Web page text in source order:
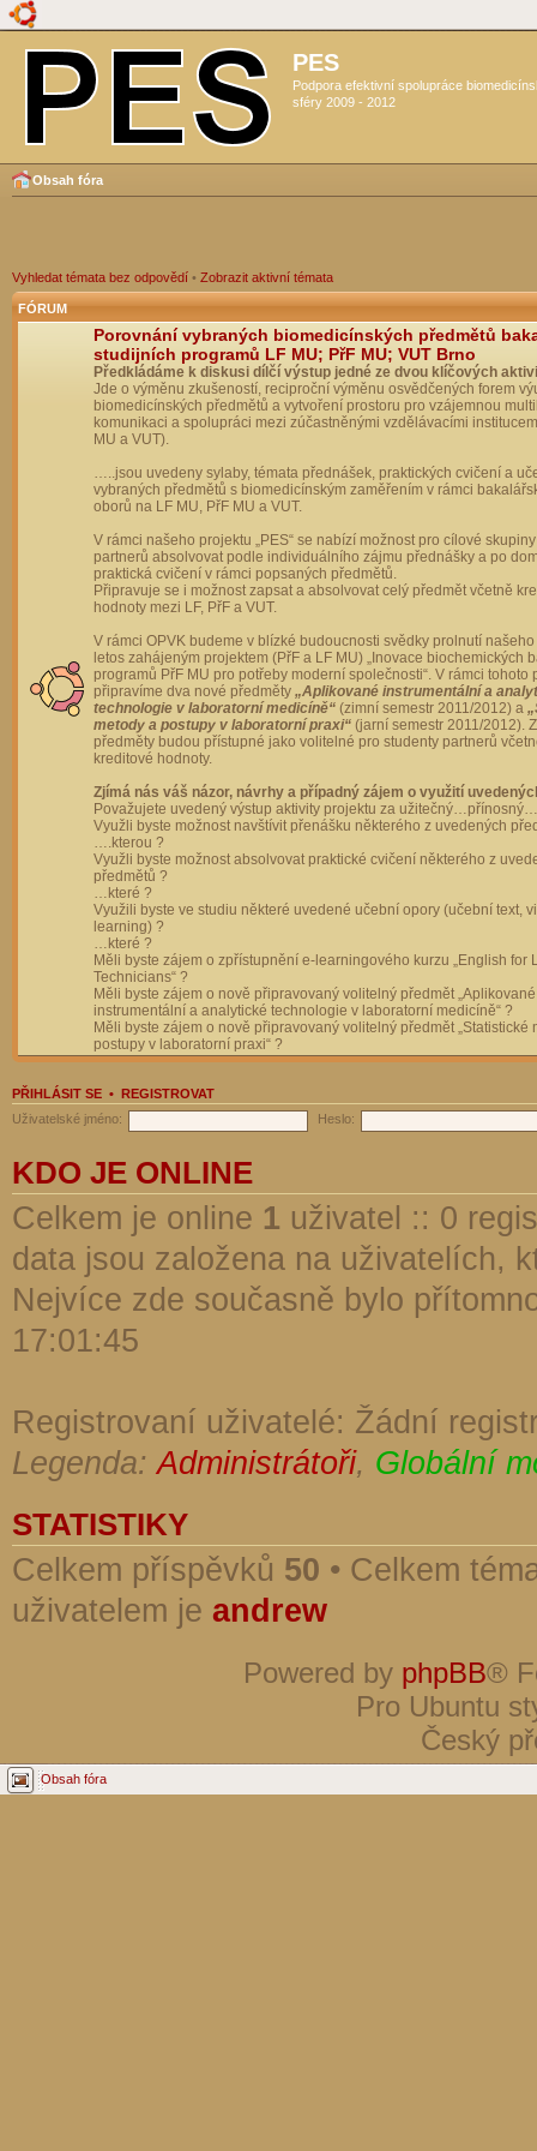
PES
Podpora efektivní spolupráce
sféry 2009 - 2012
Obsah fóra
Vyhledat témata bez odpovědí • Zobrazit aktivní témata
FÓRUM
Porovnání vybraných biomedicínských předmětů
studijních programů LF MU; PřF MU; VUT Brno
Předkládáme k diskusi dílčí výstup jedné ze dvou klíčových
Jde o výměnu zkušeností, reciproční výměnu osvědčených forem
biomedicínských předmětů a vytvoření prostoru pro vzájemnou
komunikaci a spolupráci mezi zúčastněnými vzdělávacími
MU a VUT).
…..jsou uvedeny sylaby, témata přednášek, praktických cvičení a
vybraných předmětů s biomedicínským zaměřením v rámci
oborů na LF MU, PřF MU a VUT.
V rámci našeho projektu „PES“ se nabízí možnost pro cílové
partnerů absolvovat podle individuálního zájmu přednášky a po
praktická cvičení v rámci popsaných předmětů.
Připravuje se i možnost zapsat a absolvovat celý předmět včetně
hodnoty mezi LF, PřF a VUT.
V rámci OPVK budeme v blízké budoucnosti svědky prolnutí
letos zahájeným projektem (PřF a LF MU) „Inovace biochemických
programů PřF MU pro potřeby moderní společnosti“. V rámci tohoto
připravíme dva nové předměty „Aplikované instrumentální a
technologie v laboratorní medicíně“ (zimní semestr 2011/2012) a
metody a postupy v laboratorní praxi“ (jarní semestr 2011/2012).
předměty budou přístupné jako volitelné pro studenty partnerů
kreditové hodnoty.
Zjímá nás váš názor, návrhy a případný zájem o využití
Považujete uvedený výstup aktivity projektu za
Využli byste možnost navštívit přenášku některého z uvedených
….kterou ?
Využli byste možnost absolvovat praktické cvičení některého z
předmětů ?
…které ?
Využili byste ve studiu některé uvedené učební opory (učební text,
learning) ?
…které ?
Měli byste zájem o zpřístupnění e-learningového kurzu „English for
Technicians“ ?
Měli byste zájem o nově připravovaný volitelný předmět „Aplikované
instrumentální a analytické technologie v laboratorní medicíně“ ?
Měli byste zájem o nově připravovaný volitelný předmět „Statistické
postupy v laboratorní praxi“ ?
PŘIHLÁSIT SE • REGISTROVAT
Uživatelské jméno:
Heslo:
KDO JE ONLINE
Celkem je online 1 uživatel :: 0
data jsou založena na uživatelích,
Nejvíce zde současně bylo
17:01:45
Registrovaní uživatelé: Žádní
Legenda:Administrátoři, Globální
STATISTIKY
Celkem příspěvků 50 • Celkem
uživatelem je andrew
Powered by phpBB®
Pro Ubuntu
Český
Obsah fóra